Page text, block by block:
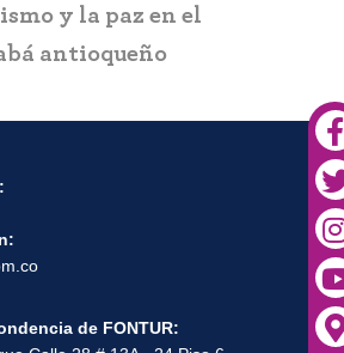
y la paz en el
antioqueño
de FONTUR: